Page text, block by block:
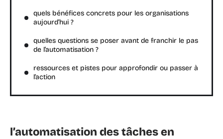
quels bénéfices concrets pour les organisations
aujourd’hui ?
quelles questions se poser avant de franchir le pas
de l’automatisation ?
ressources et pistes pour approfondir ou passer à
l’action
l’automatisation des tâches en